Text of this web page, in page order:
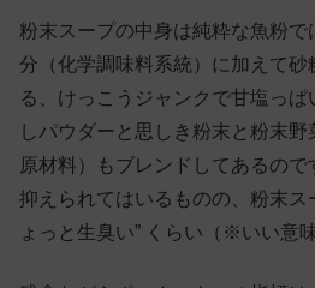
粉末スープの中身は純粋な魚粉
分（化学調味料系統）に加えて
る、けっこうジャンクで甘塩っ
しパウダーと思しき粉末と粉末
原材料）もブレンドしてあるの
抑えられてはいるものの、粉末ス
ょっと生臭い” くらい（※いい意